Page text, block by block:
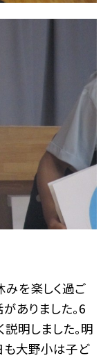
を楽しく過ご
ありました。6
明しました。明
も大野小は子ど